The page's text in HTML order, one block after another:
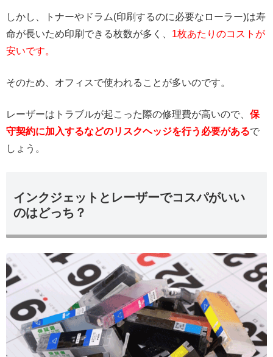
しかし、トナーやドラム(印刷するのに必要なローラー)は寿
命が長いため印刷できる枚数が多く、 1枚あたりのコストが
安いです。
そのため、オフィスで使われることが多いのです。
レーザーはトラブルが起こった際の修理費が高いので、 保
守契約に加入するなどのリスクヘッジを行う必要があるで
しょう。
インクジェットとレーザーでコスパがいい
のはどっち？